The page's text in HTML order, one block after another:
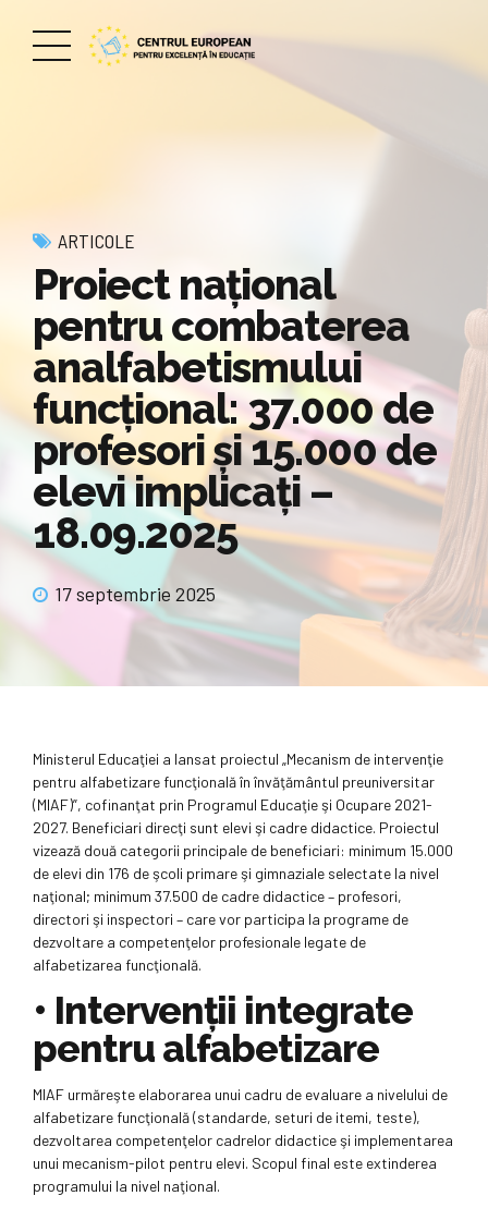
ARTICOLE
Proiect naţional
pentru combaterea
analfabetismului
funcţional: 37.000 de
profesori şi 15.000 de
elevi implicaţi –
18.09.2025
17 septembrie 2025
Ministerul Educaţiei a lansat proiectul „Mecanism de intervenţie
pentru alfabetizare funcţională în învăţământul preuniversitar
(MIAF)”, cofinanţat prin Programul Educaţie şi Ocupare 2021-
2027. Beneficiari direcţi sunt elevi şi cadre didactice. Proiectul
vizează două categorii principale de beneficiari: minimum 15.000
de elevi din 176 de şcoli primare şi gimnaziale selectate la nivel
naţional; minimum 37.500 de cadre didactice – profesori,
directori şi inspectori – care vor participa la programe de
dezvoltare a competenţelor profesionale legate de
alfabetizarea funcţională.
• Intervenţii integrate
pentru alfabetizare
MIAF urmăreşte elaborarea unui cadru de evaluare a nivelului de
alfabetizare funcţională (standarde, seturi de itemi, teste),
dezvoltarea competenţelor cadrelor didactice şi implementarea
unui mecanism-pilot pentru elevi. Scopul final este extinderea
programului la nivel naţional.